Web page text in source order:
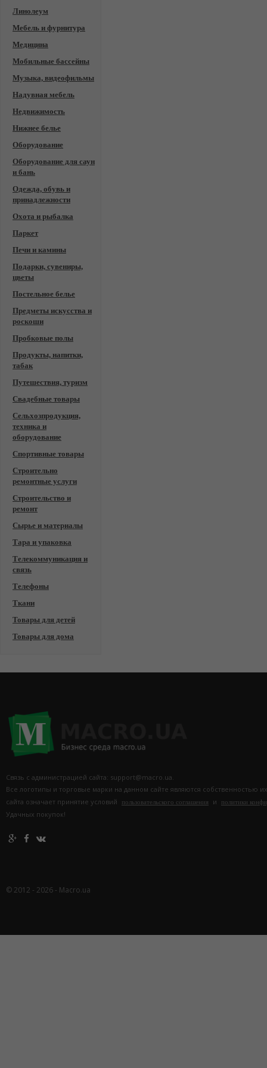
Линолеум
Мебель и фурнитура
Медицина
Мобильные бассейны
Музыка, видеофильмы
Надувная мебель
Недвижимость
Нижнее белье
Оборудование
Оборудование для саун
и бань
Одежда, обувь и
принадлежности
Охота и рыбалка
Паркет
Печи и камины
Подарки, сувениры,
цветы
Постельное белье
Предметы искусства и
роскоши
Пробковые полы
Продукты, напитки,
табак
Путешествия, туризм
Свадебные товары
Сельхозпродукция,
техника и
оборудование
Спортивные товары
Строительно
ремонтные услуги
Строительство и
ремонт
Сырье и материалы
Тара и упаковка
Телекоммуникация и
связь
Телефоны
Ткани
Товары для детей
Товары для дома
Связь с администрацией сайта: support@macro.ua.
Все логотипы и торговые марки на данном сайте являются собственностью
сайта означает принятие условий
пользовательского соглашения и политики
Удачных покупок!
© 2012 - 2026 - Macro.ua